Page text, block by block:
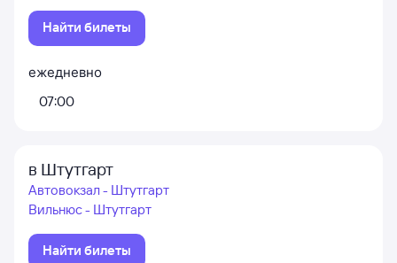
Найти билеты
ежедневно
07:00
в Штутгарт
Автовокзал - Штутгарт
Вильнюс - Штутгарт
Найти билеты